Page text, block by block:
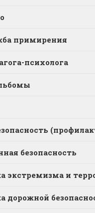
примирения
психолога
безопасность
экстремизма и
дорожной